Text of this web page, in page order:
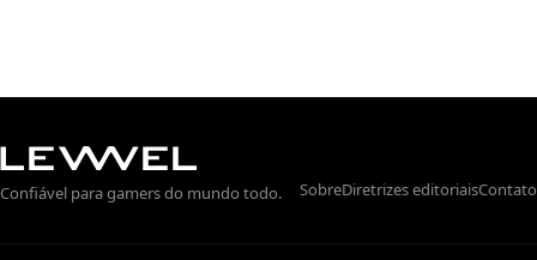
Confiável para gamers do mundo todo. SobreDiretrizes editoriaisContato